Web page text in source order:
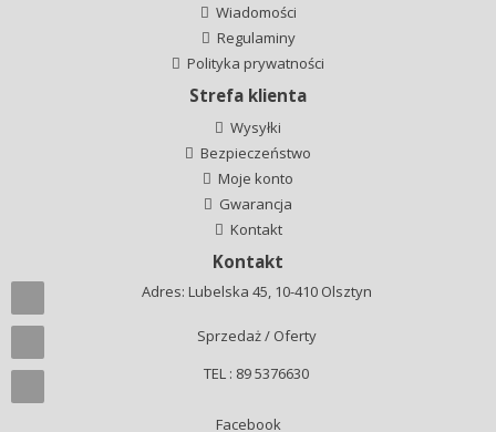
Wiadomości
Regulaminy
Polityka prywatności
Strefa klienta
Wysyłki
Bezpieczeństwo
Moje konto
Gwarancja
Kontakt
Kontakt
Adres: Lubelska 45, 10-410 Olsztyn
Sprzedaż / Oferty
TEL : 89 5376630
Facebook